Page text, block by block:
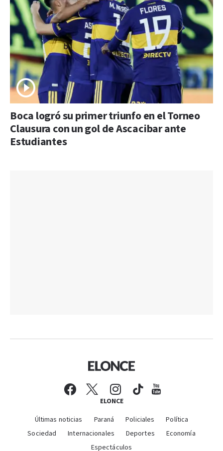
Boca logró su primer triunfo en el Torneo
Clausura con un gol de Ascacibar ante
Estudiantes
ELONCE
Últimas noticias Paraná Policiales
Política
Sociedad
Internacionales Deportes
Economía
Espectáculos